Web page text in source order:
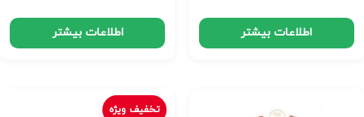
اطلاعات بیشتر اطلاعات بیشتر
تخفیف ویژه